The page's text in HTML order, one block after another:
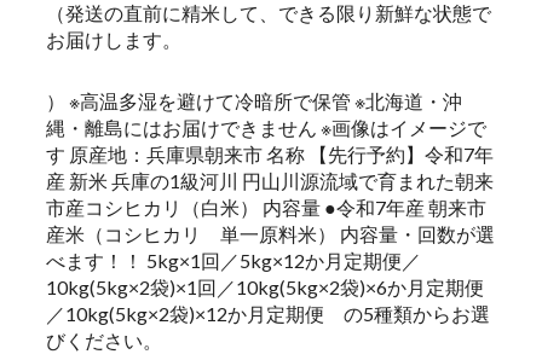
（発送の直前に精米して、できる限り新鮮な状態で
お届けします。
） ※高温多湿を避けて冷暗所で保管 ※北海道・沖
縄・離島にはお届けできません ※画像はイメージで
す 原産地：兵庫県朝来市 名称 【先行予約】令和7年
産 新米 兵庫の1級河川 円山川源流域で育まれた朝来
市産コシヒカリ（白米） 内容量 ●令和7年産 朝来市
産米（コシヒカリ 単一原料米） 内容量・回数が選
べます！！ 5kg×1回／5kg×12か月定期便／
10kg(5kg×2袋)×1回／10kg(5kg×2袋)×6か月定期便
／10kg(5kg×2袋)×12か月定期便 の5種類からお選
びください。